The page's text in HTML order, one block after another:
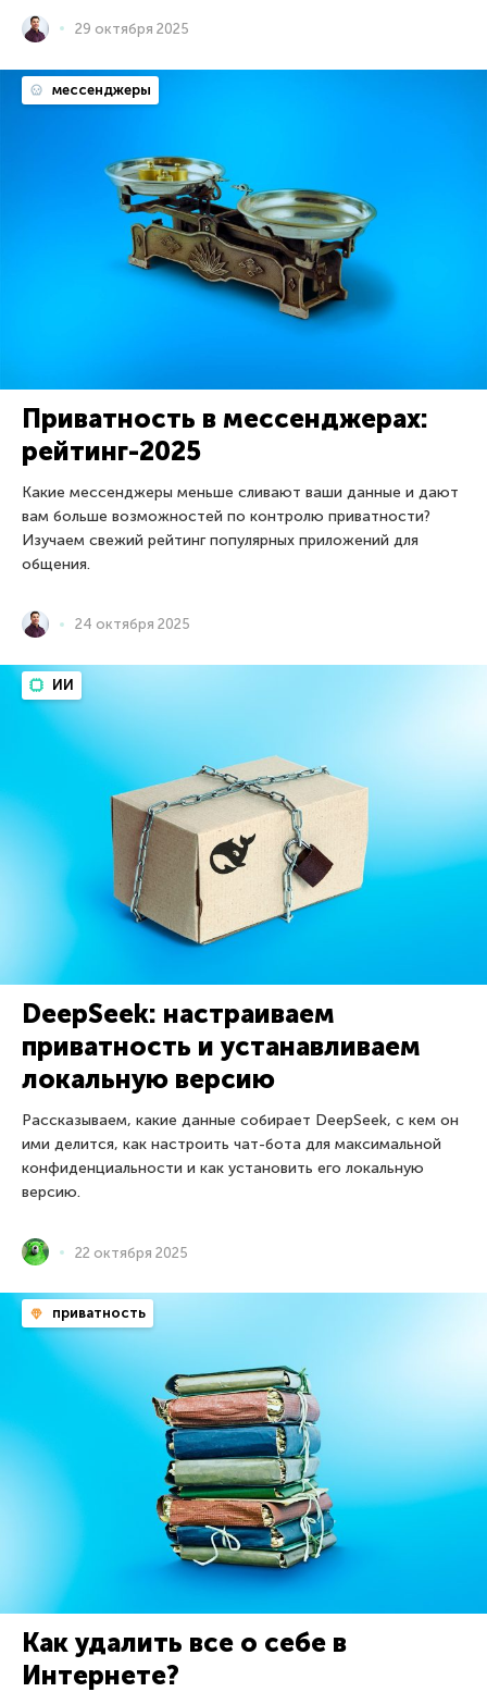
29 октября 2025
мессенджеры
Приватность в мессенджерах:
рейтинг-2025
Какие мессенджеры меньше сливают ваши данные и дают
вам больше возможностей по контролю приватности?
Изучаем свежий рейтинг популярных приложений для
общения.
24 октября 2025
ИИ
DeepSeek: настраиваем
приватность и устанавливаем
локальную версию
Рассказываем, какие данные собирает DeepSeek, с кем он
ими делится, как настроить чат-бота для максимальной
конфиденциальности и как установить его локальную
версию.
22 октября 2025
приватность
Как удалить все о себе в
Интернете?